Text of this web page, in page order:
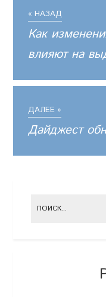
« НАЗАД
Как
влияют на
ДАЛЕЕ »
Дайджест